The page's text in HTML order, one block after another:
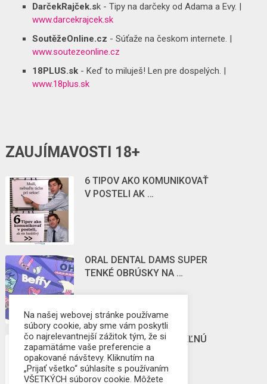
DarčekRajček.sk - Tipy na darčeky od Adama a Evy. |
www.darcekrajcek.sk
SoutěžeOnline.cz - Súťaže na českom internete. |
www.soutezeonline.cz
18PLUS.sk - Keď to miluješ! Len pre dospelých. |
www.18plus.sk
ZAUJÍMAVOSTI 18+
6 TIPOV AKO KOMUNIKOVAŤ
V POSTELI AK …
ORAL DENTAL DAMS SUPER
TENKÉ OBRÚSKY NA …
POZNÁTE ZBOZKÁVATEĽNÚ
STIMULUJÚCU
KOZMETIKU?
Na našej webovej stránke používame
súbory cookie, aby sme vám poskytli
čo najrelevantnejší zážitok tým, že si
zapamätáme vaše preferencie a
opakované návštevy. Kliknutím na
„Prijať všetko“ súhlasíte s používaním
VŠETKÝCH súborov cookie. Môžete